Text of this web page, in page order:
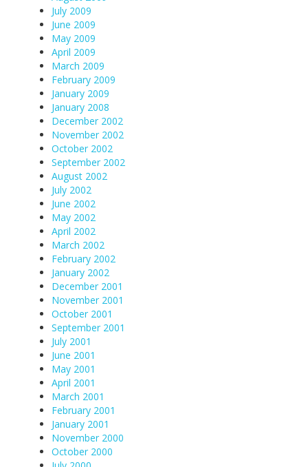
July 2009
June 2009
May 2009
April 2009
March 2009
February 2009
January 2009
January 2008
December 2002
November 2002
October 2002
September 2002
August 2002
July 2002
June 2002
May 2002
April 2002
March 2002
February 2002
January 2002
December 2001
November 2001
October 2001
September 2001
July 2001
June 2001
May 2001
April 2001
March 2001
February 2001
January 2001
November 2000
October 2000